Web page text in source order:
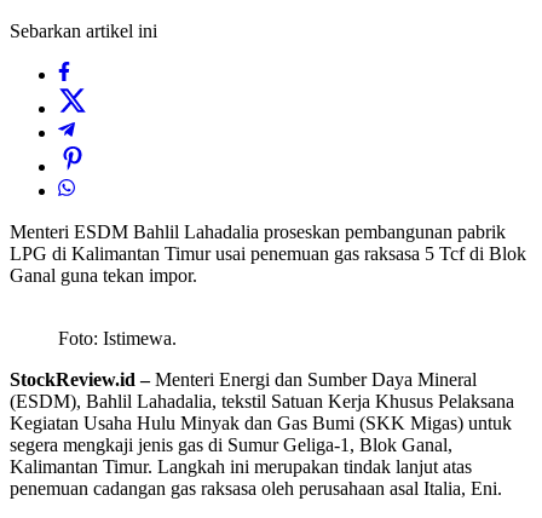
Sebarkan artikel ini
Menteri ESDM Bahlil Lahadalia proseskan pembangunan pabrik
LPG di Kalimantan Timur usai penemuan gas raksasa 5 Tcf di Blok
Ganal guna tekan impor.
Foto: Istimewa.
StockReview.id –Menteri Energi dan Sumber Daya Mineral
(ESDM), Bahlil Lahadalia, tekstil Satuan Kerja Khusus Pelaksana
Kegiatan Usaha Hulu Minyak dan Gas Bumi (SKK Migas) untuk
segera mengkaji jenis gas di Sumur Geliga-1, Blok Ganal,
Kalimantan Timur. Langkah ini merupakan tindak lanjut atas
penemuan cadangan gas raksasa oleh perusahaan asal Italia, Eni.